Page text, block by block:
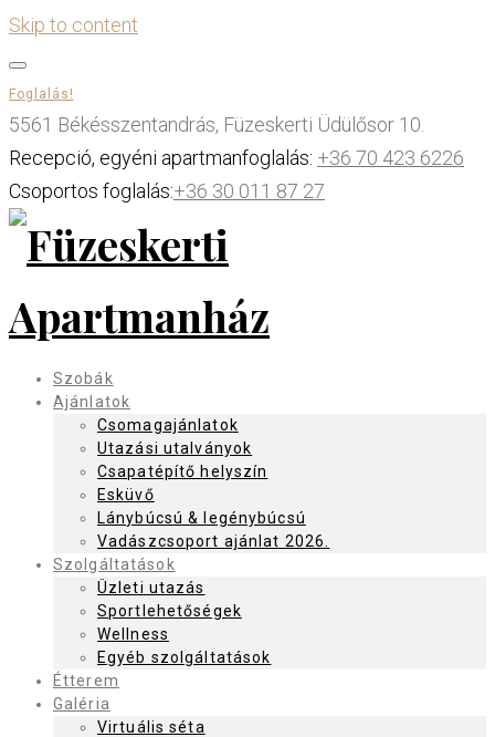
Skip to content
Foglalás!
5561 Békésszentandrás, Füzeskerti Üdülősor 10.
Recepció, egyéni apartmanfoglalás: +36 70 423 6226
Csoportos foglalás:+36 30 011 87 27
Szobák
Ajánlatok
Csomagajánlatok
Utazási utalványok
Csapatépítő helyszín
Esküvő
Lánybúcsú & legénybúcsú
Vadászcsoport ajánlat 2026.
Szolgáltatások
Üzleti utazás
Sportlehetőségek
Wellness
Egyéb szolgáltatások
Étterem
Galéria
Virtuális séta